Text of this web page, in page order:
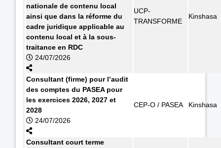
nationale de contenu local
ainsi que dans la réforme du
cadre juridique applicable au
contenu local et à la sous-
traitance en RDC
24/07/2026
UCP-
TRANSFORME
Kinshasa
Consultant (firme) pour l’audit
des comptes du PASEA pour
les exercices 2026, 2027 et
2028
24/07/2026
CEP-O / PASEA Kinshasa
Consultant court terme